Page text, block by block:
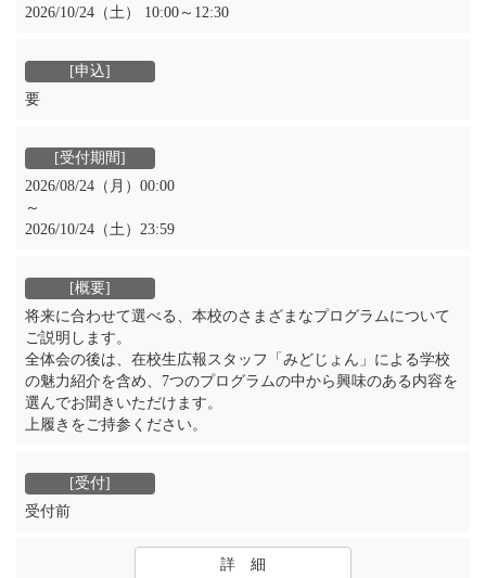
2026/10/24（土） 10:00～12:30
要
2026/08/24（月）00:00
～
2026/10/24（土）23:59
将来に合わせて選べる、本校のさまざまなプログラムについて
ご説明します。
全体会の後は、在校生広報スタッフ「みどじょん」による学校
の魅力紹介を含め、7つのプログラムの中から興味のある内容を
選んでお聞きいただけます。
上履きをご持参ください。
受付前
詳 細